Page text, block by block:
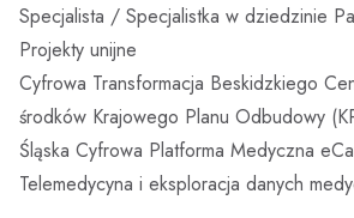
Specjalista / Specjalistka w dziedzinie
Projekty unijne
Cyfrowa Transformacja Beskidzkiego
środków Krajowego Planu Odbudowy
Śląska Cyfrowa Platforma Medyczna
Telemedycyna i eksploracja danych